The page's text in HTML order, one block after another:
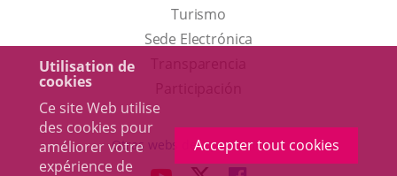
Utilisation de
cookies
Ce site Web utilise
des cookies pour
améliorer votre
expérience de
Accepter tout cookies
TurismoEste
enlace
una
ventana
Sede Electrónica
externa.
Otras webs del ayuntamiento